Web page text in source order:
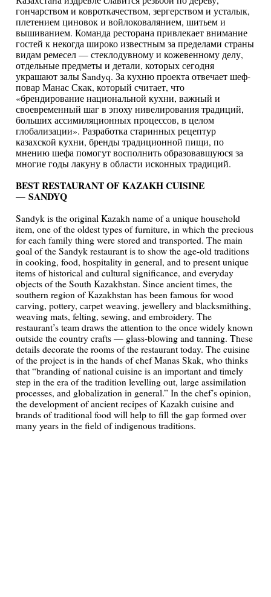
гончарством и ковроткачеством, зергерством и усталык,
плетением циновок и войлоковалянием, шитьем и
вышиванием. Команда ресторана привлекает внимание
гостей к некогда широко известным за пределами страны
видам ремесел — стеклодувному и кожевенному делу,
отдельные предметы и детали, которых сегодня
украшают залы Sandyq. За кухню проекта отвечает шеф-
повар Манас Скак, который считает, что
«брендирование национальной кухни, важный и
своевременный шаг в эпоху нивелирования традиций,
больших ассимиляционных процессов, в целом
глобализации». Разработка старинных рецептур
казахской кухни, бренды традиционной пищи, по
мнению шефа помогут восполнить образовавшуюся за
многие годы лакуну в области исконных традиций.
BEST RESTAURANT OF KAZAKH CUISINE
— SANDYQ
Sandyk is the original Kazakh name of a unique household
item, one of the oldest types of furniture, in which the precious
for each family thing were stored and transported. The main
goal of the Sandyk restaurant is to show the age-old traditions
in cooking, food, hospitality in general, and to present unique
items of historical and cultural significance, and everyday
objects of the South Kazakhstan. Since ancient times, the
southern region of Kazakhstan has been famous for wood
carving, pottery, carpet weaving, jewellery and blacksmithing,
weaving mats, felting, sewing, and embroidery. The
restaurant’s team draws the attention to the once widely known
outside the country crafts — glass-blowing and tanning. These
details decorate the rooms of the restaurant today. The cuisine
of the project is in the hands of chef Manas Skak, who thinks
that “branding of national cuisine is an important and timely
step in the era of the tradition levelling out, large assimilation
processes, and globalization in general.” In the chef’s opinion,
the development of ancient recipes of Kazakh cuisine and
brands of traditional food will help to fill the gap formed over
many years in the field of indigenous traditions.